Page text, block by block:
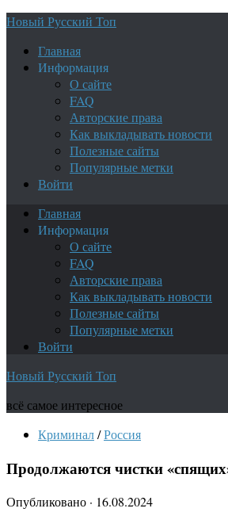
Новый Русский Топ
Главная
Информация
О сайте
FAQ
Авторские права
Как выкладывать новости
Полезные сайты
Популярные метки
Войти
Главная
Информация
О сайте
FAQ
Авторские права
Как выкладывать новости
Полезные сайты
Популярные метки
Войти
Новый Русский Топ
всё самое интересное
Криминал/Россия
Продолжаются чистки
Опубликовано · 16.08.2024